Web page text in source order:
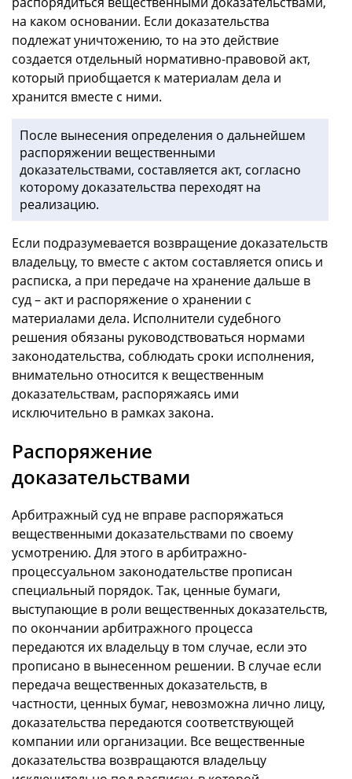
на каком основании. Если доказательства
подлежат уничтожению, то на это действие
создается отдельный нормативно-правовой акт,
который приобщается к материалам дела и
хранится вместе с ними.
После вынесения определения о дальнейшем
распоряжении вещественными
доказательствами, составляется акт, согласно
которому доказательства переходят на
реализацию.
Если подразумевается возвращение доказательств
владельцу, то вместе с актом составляется опись и
расписка, а при передаче на хранение дальше в
суд – акт и распоряжение о хранении с
материалами дела. Исполнители судебного
решения обязаны руководствоваться нормами
законодательства, соблюдать сроки исполнения,
внимательно относится к вещественным
доказательствам, распоряжаясь ими
исключительно в рамках закона.
Распоряжение
доказательствами
Арбитражный суд не вправе распоряжаться
вещественными доказательствами по своему
усмотрению. Для этого в арбитражно-
процессуальном законодательстве прописан
специальный порядок. Так, ценные бумаги,
выступающие в роли вещественных доказательств,
по окончании арбитражного процесса
передаются их владельцу в том случае, если это
прописано в вынесенном решении. В случае если
передача вещественных доказательств, в
частности, ценных бумаг, невозможна лично лицу,
доказательства передаются соответствующей
компании или организации. Все вещественные
доказательства возвращаются владельцу